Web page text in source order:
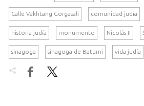
Calle Vakhtang Gorgasali comunidad judía
historia judía monumento Nicolás II
sinagoga sinagoga de Batumi vida judía
 